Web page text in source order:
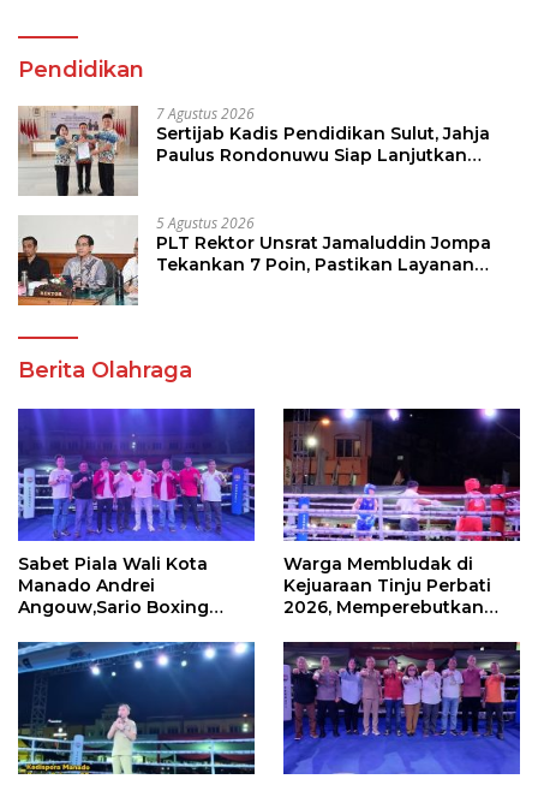
Pendidikan
7 Agustus 2026
Sertijab Kadis Pendidikan Sulut, Jahja
Paulus Rondonuwu Siap Lanjutkan
5 Agustus 2026
PLT Rektor Unsrat Jamaluddin Jompa
Tekankan 7 Poin, Pastikan Layanan
Berita Olahraga
Sabet Piala Wali Kota
Manado Andrei
Angouw,Sario Boxing
Perbati 2026
Warga Membludak di
Kejuaraan Tinju Perbati
2026, Memperebutkan